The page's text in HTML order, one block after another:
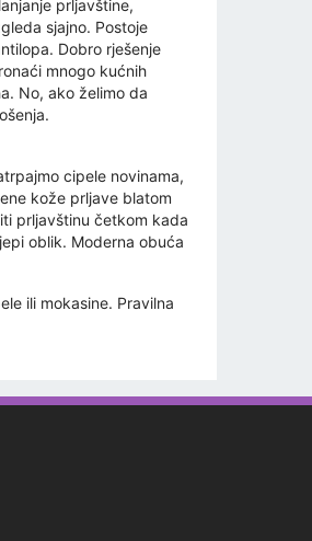
prljavštine,
sjajno. Postoje
Dobro rješenje
mnogo kućnih
No, ako želimo da
cipele novinama,
kože prljave blatom
prljavštinu četkom kada
oblik. Moderna obuća
ili mokasine. Pravilna